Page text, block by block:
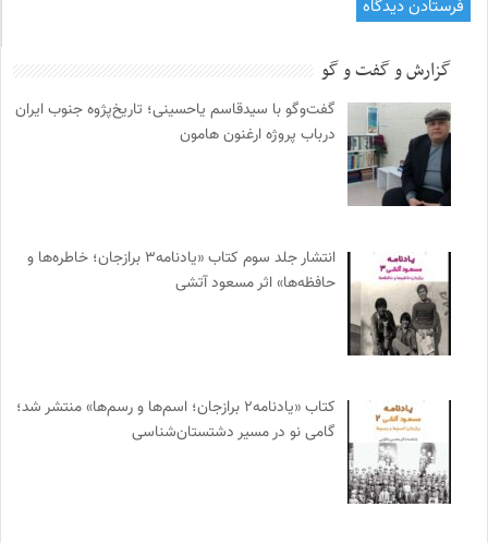
گزارش و گفت و گو
گفت‌وگو با سیدقاسم یاحسینی؛ تاریخ‌پژوه جنوب ایران
درباب پروژه ارغنون هامون
انتشار جلد سوم کتاب «یادنامه۳ برازجان؛ خاطره‌ها و
حافظه‌ها» اثر مسعود آتشی
کتاب «یادنامه۲ برازجان؛ اسم‌ها و رسم‌ها» منتشر شد؛
گامی نو در مسیر دشتستان‌شناسی